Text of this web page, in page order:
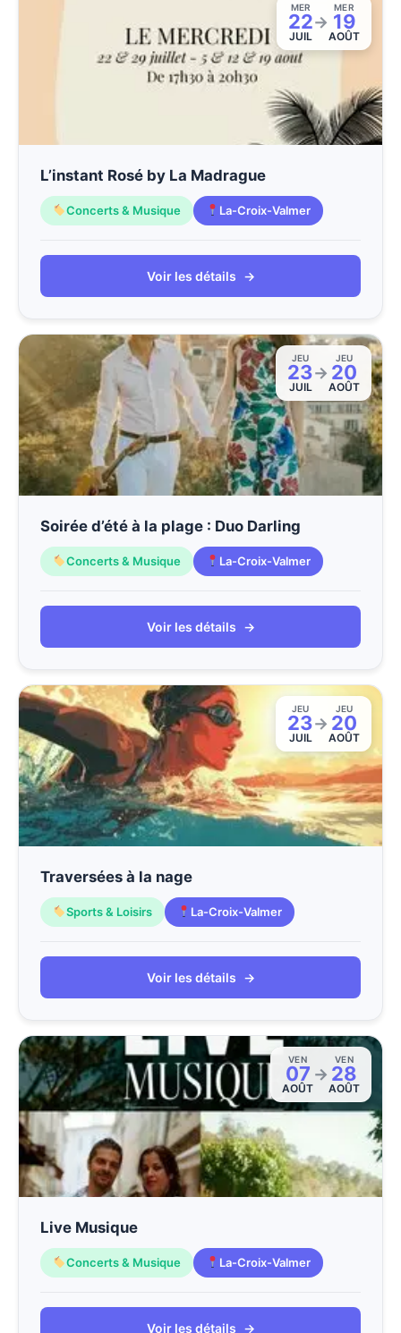
MER
22
JUIL
→
MER
19
AOÛT
L’instant Rosé by La Madrague
Concerts & Musique La-Croix-Valmer
Voir les détails →
JEU
23
JUIL
→
JEU
20
AOÛT
Soirée d’été à la plage : Duo Darling
Concerts & Musique La-Croix-Valmer
Voir les détails →
JEU
23
JUIL
→
JEU
20
AOÛT
Traversées à la nage
Sports & Loisirs La-Croix-Valmer
Voir les détails →
VEN
07
AOÛT
→
VEN
28
AOÛT
Live Musique
Concerts & Musique La-Croix-Valmer
Voir les détails →